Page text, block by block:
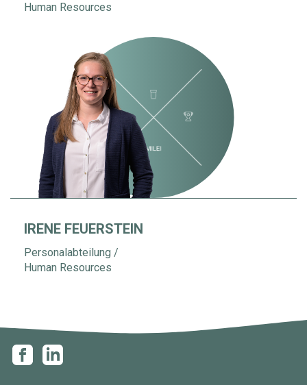
Human Resources
IRENE FEUERSTEIN
Personalabteilung /
Human Resources